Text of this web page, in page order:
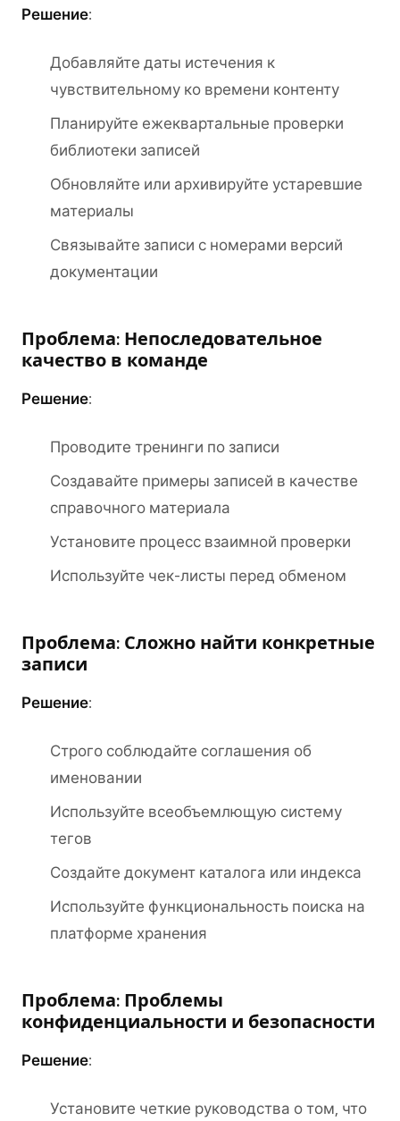
Решение:
Добавляйте даты истечения к
чувствительному ко времени контенту
Планируйте ежеквартальные проверки
библиотеки записей
Обновляйте или архивируйте устаревшие
материалы
Связывайте записи с номерами версий
документации
Проблема: Непоследовательное
качество в команде
Решение:
Проводите тренинги по записи
Создавайте примеры записей в качестве
справочного материала
Установите процесс взаимной проверки
Используйте чек-листы перед обменом
Проблема: Сложно найти конкретные
записи
Решение:
Строго соблюдайте соглашения об
именовании
Используйте всеобъемлющую систему
тегов
Создайте документ каталога или индекса
Используйте функциональность поиска на
платформе хранения
Проблема: Проблемы
конфиденциальности и безопасности
Решение:
Установите четкие руководства о том, что